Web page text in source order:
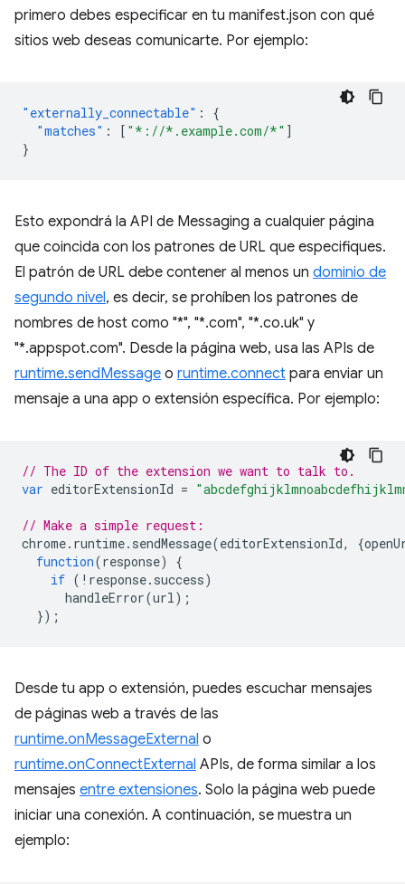
primero debes especificar en tu manifest.json con qué
sitios web deseas comunicarte. Por ejemplo:
"externally_connectable" :
{
"matches" : [ "*://*.example.com/*" ]
}
Esto expondrá la API de Messaging a cualquier página
que coincida con los patrones de URL que especifiques.
El patrón de URL debe contener al menos un dominio de
segundo nivel, es decir, se prohíben los patrones de
nombres de host como "*", "*.com", "*.co.uk" y
"*.appspot.com". Desde la página web, usa las APIs de
runtime.sendMessage o runtime.connect para enviar un
mensaje a una app o extensión específica. Por ejemplo:
// The ID of the extension we want to talk to.
var editorExtensionId =
// Make a simple request:
chrome. runtime. sendMessage(editorExtensionId, {
function(response)
{
if ( ! response. success)
handleError(url);
});
Desde tu app o extensión, puedes escuchar mensajes
de páginas web a través de las
runtime.onMessageExternal o
runtime.onConnectExternal APIs, de forma similar a los
mensajes entre extensiones. Solo la página web puede
iniciar una conexión. A continuación, se muestra un
ejemplo: